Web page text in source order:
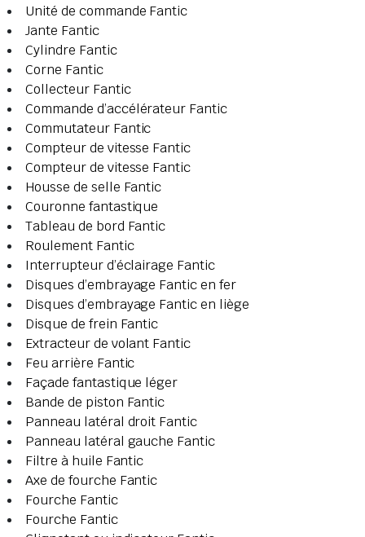
Unité de commande Fantic
Jante Fantic
Cylindre Fantic
Corne Fantic
Collecteur Fantic
Commande d’accélérateur Fantic
Commutateur Fantic
Compteur de vitesse Fantic
Compteur de vitesse Fantic
Housse de selle Fantic
Couronne fantastique
Tableau de bord Fantic
Roulement Fantic
Interrupteur d’éclairage Fantic
Disques d’embrayage Fantic en fer
Disques d’embrayage Fantic en liège
Disque de frein Fantic
Extracteur de volant Fantic
Feu arrière Fantic
Façade fantastique léger
Bande de piston Fantic
Panneau latéral droit Fantic
Panneau latéral gauche Fantic
Filtre à huile Fantic
Axe de fourche Fantic
Fourche Fantic
Fourche Fantic